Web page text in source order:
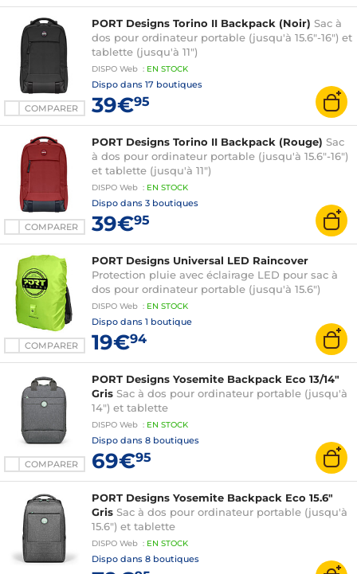
COMPARER
PORT Designs Torino II Backpack (Noir) Sac à
dos pour ordinateur portable (jusqu'à 15.6"-16") et
tablette (jusqu'à 11")
DISPO Web : EN STOCK
Dispo dans 17 boutiques
39€95
COMPARER
PORT Designs Torino II Backpack (Rouge) Sac
à dos pour ordinateur portable (jusqu'à 15.6"-16")
et tablette (jusqu'à 11")
DISPO Web : EN STOCK
Dispo dans 3 boutiques
39€95
COMPARER
PORT Designs Universal LED Raincover
Protection pluie avec éclairage LED pour sac à
dos pour ordinateur portable (jusqu'à 15.6")
DISPO Web : EN STOCK
Dispo dans 1 boutique
19€94
COMPARER
PORT Designs Yosemite Backpack Eco 13/14"
Gris Sac à dos pour ordinateur portable (jusqu'à
14") et tablette
DISPO Web : EN STOCK
Dispo dans 8 boutiques
69€95
PORT Designs Yosemite Backpack Eco 15.6"
Gris Sac à dos pour ordinateur portable (jusqu'à
15.6") et tablette
DISPO Web : EN STOCK
Dispo dans 8 boutiques